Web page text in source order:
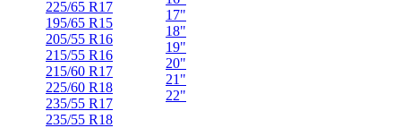
225/65 R17
195/65 R15
205/55 R16
215/55 R16
215/60 R17
225/60 R18
235/55 R17
235/55 R18
17"
18"
19"
20"
21"
22"